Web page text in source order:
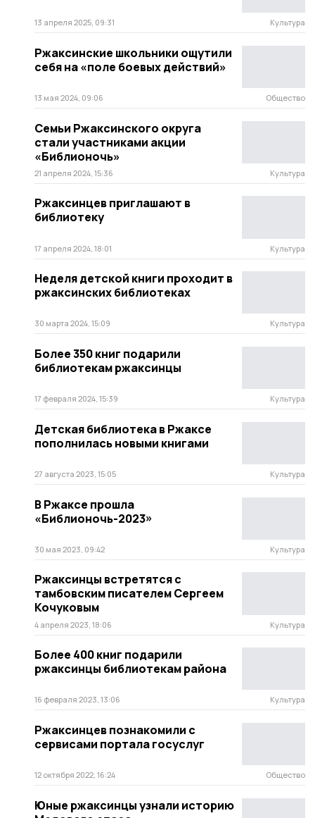
13 апреля 2025, 09:31 Культура
Ржаксинские школьники ощутили
себя на «поле боевых действий»
13 мая 2024, 09:06 Общество
Семьи Ржаксинского округа
стали участниками акции
«Библионочь»
21 апреля 2024, 15:36 Культура
Ржаксинцев приглашают в
библиотеку
17 апреля 2024, 18:01 Культура
Неделя детской книги проходит в
ржаксинских библиотеках
30 марта 2024, 15:09 Культура
Более 350 книг подарили
библиотекам ржаксинцы
17 февраля 2024, 15:39 Культура
Детская библиотека в Ржаксе
пополнилась новыми книгами
27 августа 2023, 15:05 Культура
В Ржаксе прошла
«Библионочь-2023»
30 мая 2023, 09:42 Культура
Ржаксинцы встретятся с
тамбовским писателем Сергеем
Кочуковым
4 апреля 2023, 18:06 Культура
Более 400 книг подарили
ржаксинцы библиотекам района
16 февраля 2023, 13:06 Культура
Ржаксинцев познакомили с
сервисами портала госуслуг
12 октября 2022, 16:24 Общество
Юные ржаксинцы узнали историю